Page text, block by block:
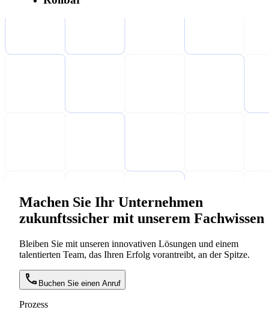
Machen Sie Ihr Unternehmen
zukunftssicher mit unserem Fachwissen
Bleiben Sie mit unseren innovativen Lösungen und einem
talentierten Team, das Ihren Erfolg vorantreibt, an der Spitze.
Buchen Sie einen Anruf
Prozess